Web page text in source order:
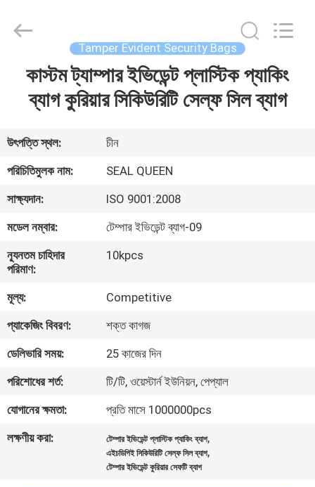
বাড়ি
আমাদের
সম্পর্কে
কারখানা
ভ্রমণ
মান
নিয়ন্ত্রণ
যোগাযোগ
করুন
উদ্ধৃতির
Material
Reserved.
Tamper Evident Security Bags
কাস্টম ট্যাম্পার ইভিডেন্ট প্লাস্টিক প্যাকিং
ব্যাগ কুরিয়ার সিকিউরিটি সেল্ফ সিল ব্যাগ
উৎপত্তি স্থল:
চীন
পরিচিতিমুলক নাম:
SEAL QUEEN
সাক্ষ্যদান:
ISO 9001:2008
মডেল নম্বার:
টেম্পার ইভিডেন্ট ব্যাগ-09
ন্যূনতম চাহিদার
পরিমাণ:
10kpcs
মূল্য:
Competitive
প্যাকেজিং বিবরণ:
শক্ত কাগজ
ডেলিভারি সময়:
25 কাজের দিন
পরিশোধের শর্ত:
টি/টি, ওয়েস্টার্ন ইউনিয়ন, পেপ্যাল
যোগানের ক্ষমতা:
প্রতি মাসে 1000000pcs
লক্ষণীয় করা:
টেম্পার ইভিডেন্ট প্লাস্টিক প্যাকিং ব্যাগ,
এইচডিপিই সিকিউরিটি সেল্ফ সিল ব্যাগ,
টেম্পার ইভিডেন্ট কুরিয়ার সেফটি ব্যাগ